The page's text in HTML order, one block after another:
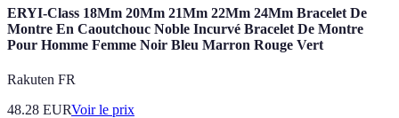
ERYI-Class 18Mm 20Mm 21Mm 22Mm 24Mm Bracelet De
Montre En Caoutchouc Noble Incurvé Bracelet De Montre
Pour Homme Femme Noir Bleu Marron Rouge Vert
Rakuten FR
48.28 EURVoir le prix